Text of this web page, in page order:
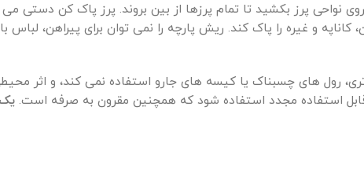
نواحی پرز بکشید تا تمام پرزها از بین بروند. پرز پاک کن دستی می
و غیره را پاک کند. ریش پارچه را نمی توان برای پیراهن، لباس
رول های چسبناک یا کیسه های جارو استفاده نمی کند، و اثر
استفاده مجدد استفاده شود که همچنین مقرون به صرفه است. یک